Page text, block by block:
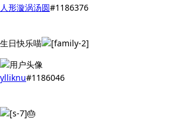
人形漩涡汤圆#1186376
生日快乐喵
ylliknu#1186046
🎂